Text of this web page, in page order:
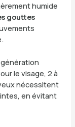
humide
gouttes
le visage, 2 à
nécessitent
en évitant